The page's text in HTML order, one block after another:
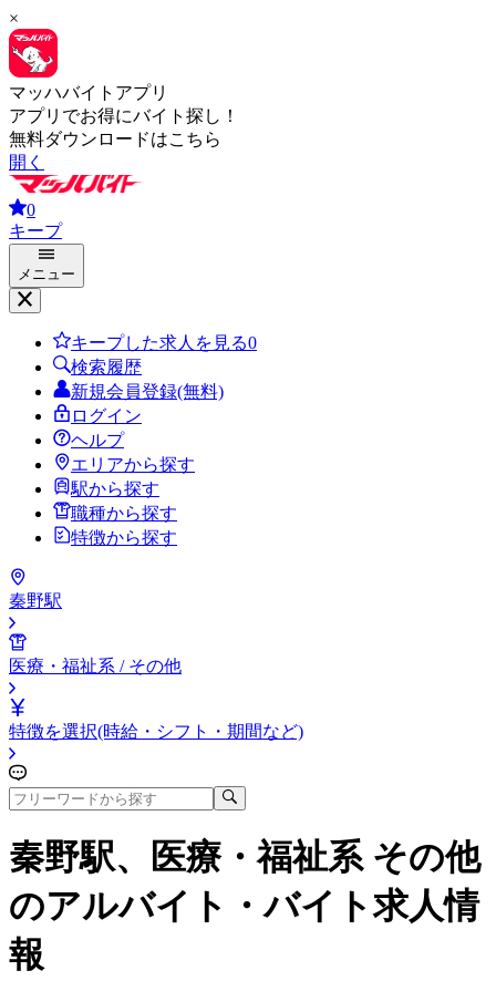
×
マッハバイトアプリ
アプリでお得にバイト探し！
無料ダウンロードはこちら
開く
0
キープ
メニュー
キープした求人を見る0
検索履歴
新規会員登録(無料)
ログイン
ヘルプ
エリアから探す
駅から探す
職種から探す
特徴から探す
秦野駅
医療・福祉系 / その他
特徴を選択(時給・シフト・期間など)
秦野駅、医療・福祉系 その他
のアルバイト・バイト求人情
報